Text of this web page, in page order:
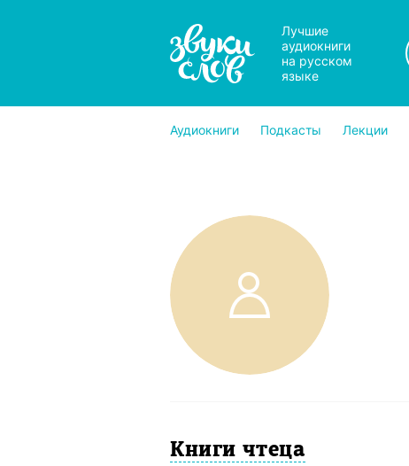
Лучшие
аудиокниги
на русском
языке
Аудиокниги Подкасты Лекции
Книги чтеца